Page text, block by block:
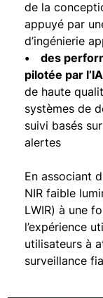
de la
appuyé par
d’ingénierie
• des
pilotée par
de haute
systèmes de
suivi basés
alertes
En associant
NIR faible
LWIR) à une
l’expérience
utilisateurs à
surveillance